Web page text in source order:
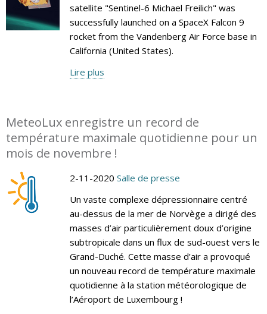
satellite "Sentinel-6 Michael Freilich" was
successfully launched on a SpaceX Falcon 9
rocket from the Vandenberg Air Force base in
California (United States).
Lire plus
MeteoLux enregistre un record de
température maximale quotidienne pour un
mois de novembre !
2-11-2020 Salle de presse
Un vaste complexe dépressionnaire centré
au-dessus de la mer de Norvège a dirigé des
masses d’air particulièrement doux d’origine
subtropicale dans un flux de sud-ouest vers le
Grand-Duché. Cette masse d’air a provoqué
un nouveau record de température maximale
quotidienne à la station météorologique de
l’Aéroport de Luxembourg !